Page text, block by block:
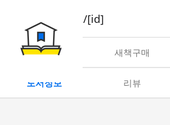
book/rent/[id]
대여 새책구매
도서정보 리뷰